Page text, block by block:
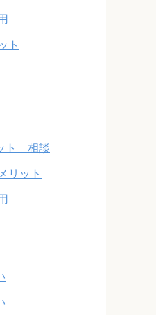
ト
ト 相談
リット